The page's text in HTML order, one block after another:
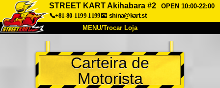
STREET KART Akihabara #2
OPEN 10:00-22:00
📞+81-80-1199-1199📧 shina@kart.st
MENU/Trocar Loja
Sobre Especificações Preços
Acesso Opiniões FAQ
Carteira de
Motorista